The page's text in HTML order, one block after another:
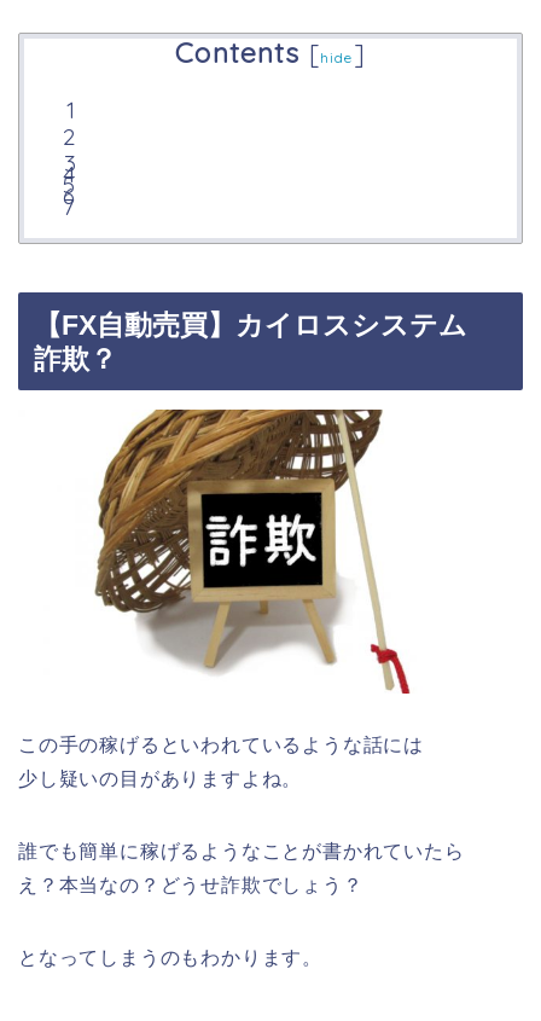
Contents [hide ]
【FX自動売買】カイロスシステム
詐欺？
この手の稼げるといわれているような話には
少し疑いの目がありますよね。
誰でも簡単に稼げるようなことが書かれていたら
え？本当なの？どうせ詐欺でしょう？
となってしまうのもわかります。